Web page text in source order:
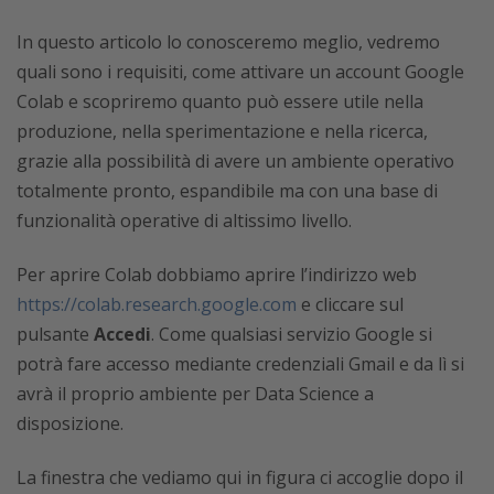
In questo articolo lo conosceremo meglio, vedremo
quali sono i requisiti, come attivare un account Google
Colab e scopriremo quanto può essere utile nella
produzione, nella sperimentazione e nella ricerca,
grazie alla possibilità di avere un ambiente operativo
totalmente pronto, espandibile ma con una base di
funzionalità operative di altissimo livello.
Per aprire Colab dobbiamo aprire l’indirizzo web
https://colab.research.google.com e cliccare sul
pulsante Accedi. Come qualsiasi servizio Google si
potrà fare accesso mediante credenziali Gmail e da lì si
avrà il proprio ambiente per Data Science a
disposizione.
La finestra che vediamo qui in figura ci accoglie dopo il